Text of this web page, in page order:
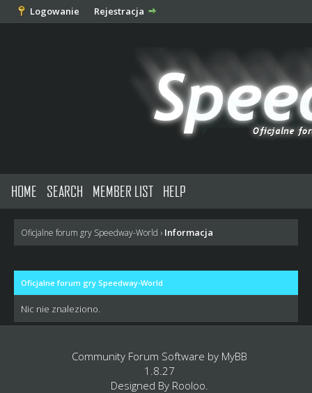
Logowanie Rejestracja
HOME SEARCH MEMBER LIST HELP
Oficjalne forum gry Speedway-World › Informacja
Oficjalne forum gry Speedway-World
Nic nie znaleziono.
Community Forum Software by MyBB
1.8.27
Designed By Rooloo.